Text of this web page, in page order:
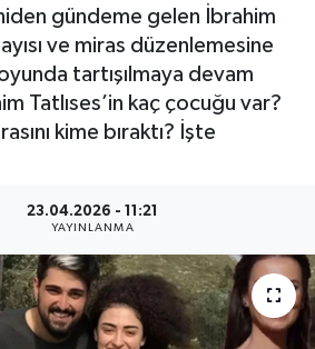
gündeme gelen İbrahim
ve miras düzenlemesine
tartışılmaya devam
Tatlıses’in kaç çocuğu var?
kime bıraktı? İşte
23.04.2026 - 11:21
YAYINLANMA